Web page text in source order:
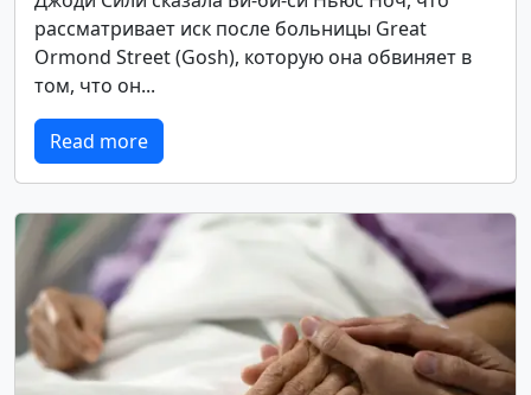
рассматривает иск после больницы Great
Ormond Street (Gosh), которую она обвиняет в
том, что он...
Read more